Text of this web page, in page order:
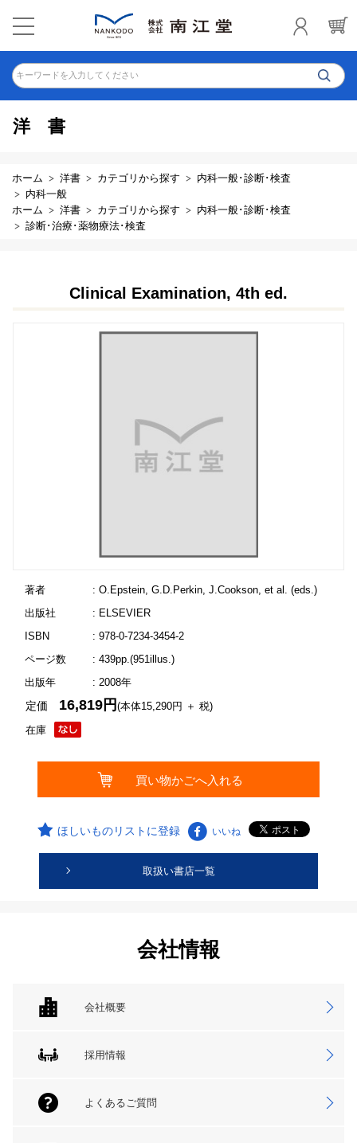
キーワードを入力してください
洋書
ホーム 洋書 カテゴリから探す
内科一般･診断･検査
内科一般
ホーム
洋書 カテゴリから探す
内科一般･診断･検査
診断･治療･薬物療法･検査
Clinical Examination, 4th ed.
著者
: O.Epstein, G.D.Perkin, J.Cookson, et al. (eds.)
出版社
: ELSEVIER
ISBN
: 978-0-7234-3454-2
ページ数
: 439pp.(951illus.)
出版年
: 2008年
在庫
定価 16,819円(本体15,290円 ＋ 税)
ほしいものリストに登録 いいね
取扱い書店一覧
会社情報
会社概要
採用情報
よくあるご質問